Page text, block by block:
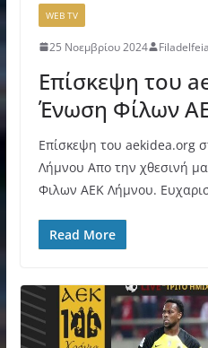
WEB TV
25 Νοεμβρίου 2024
Επίσκεψη του
Ένωση Φίλων
Επίσκεψη του aekidea.org
Λήμνου Απο την χθεσινή
Φιλων ΑΕΚ Λήμνου.
Read More